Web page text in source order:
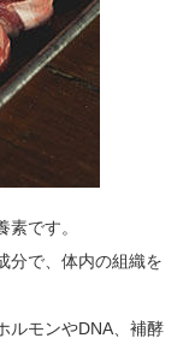
です。
分で、体内の組織を
ルモンやDNA、補酵